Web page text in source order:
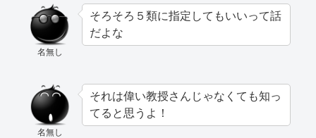
名無し
そろそろ５類に指定してもいいって話
だよな
名無し
それは偉い教授さんじゃなくても知っ
てると思うよ！